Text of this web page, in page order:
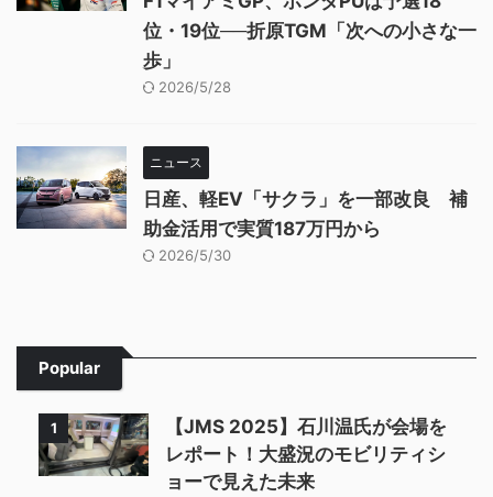
位・19位──折原TGM「次への小さな一
歩」
2026/5/28
ニュース
日産、軽EV「サクラ」を一部改良 補
助金活用で実質187万円から
2026/5/30
Popular
1
【JMS 2025】石川温氏が会場を
レポート！大盛況のモビリティシ
ョーで見えた未来